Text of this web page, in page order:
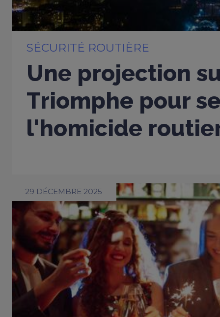
SÉCURITÉ ROUTIÈRE
Une projection
Triomphe pour
l'homicide
29 DÉCEMBRE 2025